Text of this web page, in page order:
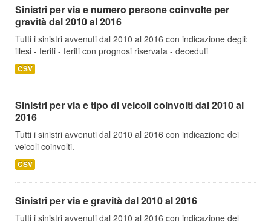
Sinistri per via e numero persone coinvolte per
gravità dal 2010 al 2016
Tutti i sinistri avvenuti dal 2010 al 2016 con indicazione degli:
illesi - feriti - feriti con prognosi riservata - deceduti
CSV
Sinistri per via e tipo di veicoli coinvolti dal 2010 al
2016
Tutti i sinistri avvenuti dal 2010 al 2016 con indicazione dei
veicoli coinvolti.
CSV
Sinistri per via e gravità dal 2010 al 2016
Tutti i sinistri avvenuti dal 2010 al 2016 con indicazione del